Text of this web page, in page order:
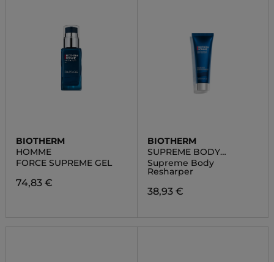
BIOTHERM
HOMME
FORCE SUPREME GEL
74,83 €
BIOTHERM
SUPREME BODY
RESHAPER
Supreme Body
Resharper
38,93 €